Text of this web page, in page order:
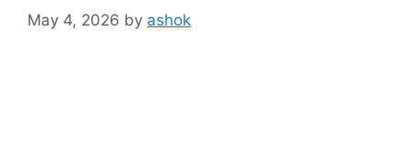
May 4, 2026 by ashok